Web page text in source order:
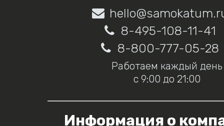
8-495-108-11-41
8-800-777-05-28
Работаем каждый день
с 9:00 до 21:00
Информация о